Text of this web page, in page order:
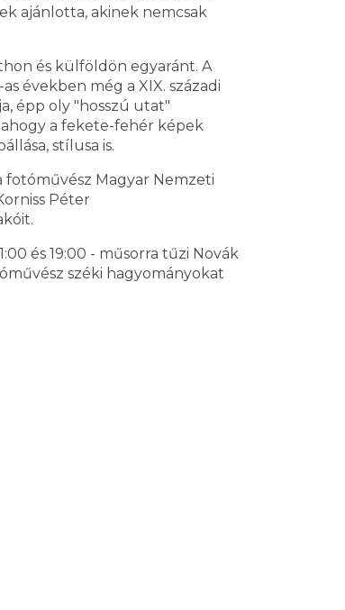
ajánlotta, akinek nemcsak
és külföldön egyaránt. A
években még a XIX. századi
épp oly "hosszú utat"
a fekete-fehér képek
stílusa is.
fotóművész Magyar Nemzeti
Péter
és 19:00 - műsorra tűzi Novák
széki hagyományokat